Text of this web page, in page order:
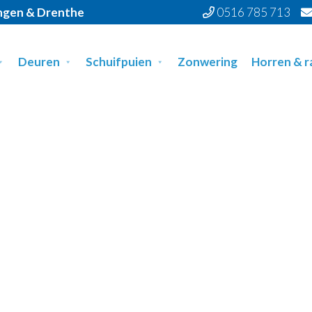
& Drenthe 0516 785 713
Deuren Schuifpuien Zonwering Horren &